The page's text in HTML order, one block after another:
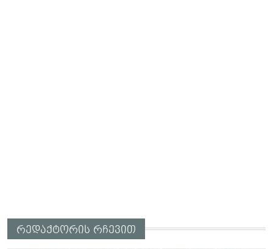
რედაქტორის რჩევით